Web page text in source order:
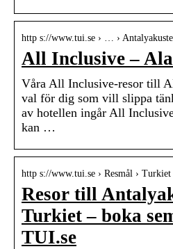
http s://www.tui.se › … ›
All Inclusive –
Våra All Inclusive-resor till
val för dig som vill slippa
av hotellen ingår All
kan …
http s://www.tui.se › Resmål › Turkiet
Resor till
Turkiet – boka
TUI.se